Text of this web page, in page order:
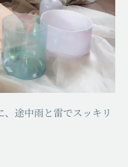
途中雨と雷でスッキリ